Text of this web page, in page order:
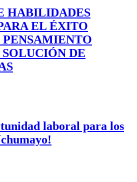
HABILIDADES
EL ÉXITO
DE
laboral para los